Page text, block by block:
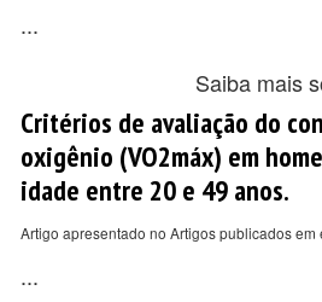
...
Saiba mais
Critérios de avaliação do
oxigênio (VO2máx) em
idade entre 20 e 49 anos.
Artigo apresentado no Artigos publicados em
...